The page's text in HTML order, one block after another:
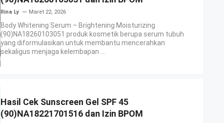
Rina Ly Maret 22, 2026
Body Whitening Serum – Brightening Moisturizing
(90)NA18260103051 produk kosmetik berupa serum tubuh
yang diformulasikan untuk membantu mencerahkan
sekaligus menjaga kelembapan ...
Hasil Cek Sunscreen Gel SPF 45
(90)NA18221701516 dan Izin BPOM